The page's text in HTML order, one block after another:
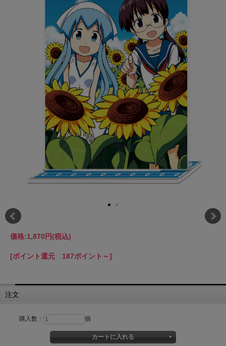
価格:1,870円(税込)
[ポイント還元 187ポイント～]
注文
購入数： 個